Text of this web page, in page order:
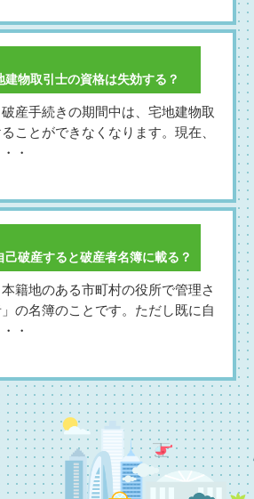
建物取引士の資格は失効する？
産手続きの期間中は、宅地建物取
ことができなくなります。現在、
・
破産すると破産者名簿に載る？
籍地のある市町村の役所で管理さ
の名簿のことです。ただし既に自
・